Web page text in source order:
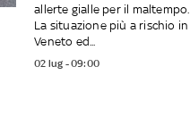
allerte gialle per il maltempo.
La situazione più a rischio in
Veneto ed...
02 lug - 09:00